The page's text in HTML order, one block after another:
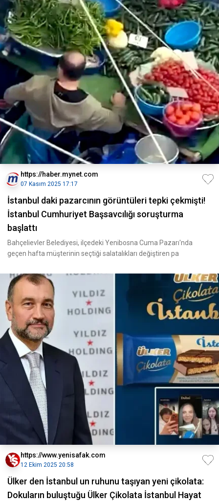
https://haber.mynet.com
07 Kasım 2025 17:17
İstanbul daki pazarcının görüntüleri tepki çekmişti!
İstanbul Cumhuriyet Başsavcılığı soruşturma
başlattı
Bahçelievler Belediyesi, ilçedeki Yenibosna Cuma Pazarı'nda
geçen hafta müşterinin seçtiği salatalıkları değiştiren pa
https://www.yenisafak.com
12 Ekim 2025 20:58
Ülker den İstanbul un ruhunu taşıyan yeni çikolata:
Dokuların buluştuğu Ülker Çikolata İstanbul Hayat